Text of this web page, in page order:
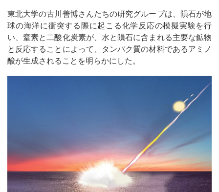
東北大学の古川善博さんたちの研究グループは、隕石が地
球の海洋に衝突する際に起こる化学反応の模擬実験を行
い、窒素と二酸化炭素が、水と隕石に含まれる主要な鉱物
と反応することによって、タンパク質の材料であるアミノ
酸が生成されることを明らかにした。